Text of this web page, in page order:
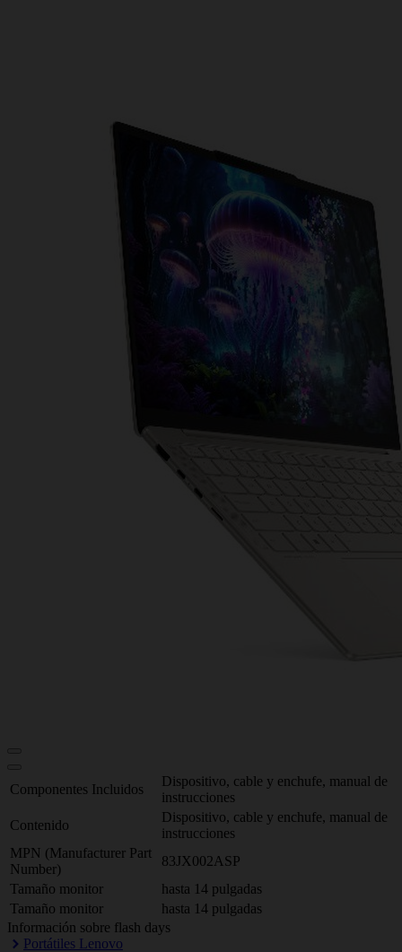
Componentes Incluidos
Dispositivo, cable y enchufe, manual de
instrucciones
Contenido
Dispositivo, cable y enchufe, manual de
instrucciones
MPN (Manufacturer Part
Number)
83JX002ASP
Tamaño monitor
hasta 14 pulgadas
Tamaño monitor
hasta 14 pulgadas
Información sobre flash days
Portátiles Lenovo